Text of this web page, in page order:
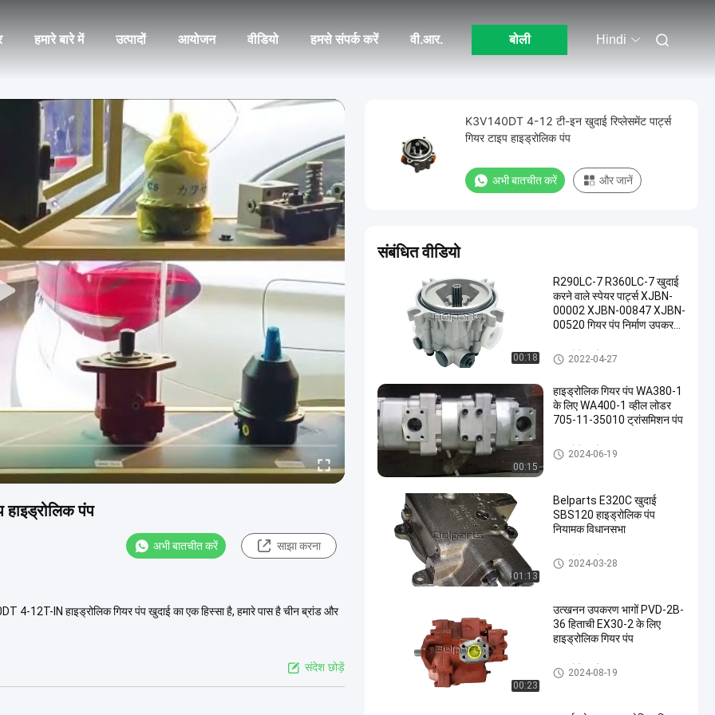
हमारे बारे में उत्पादों आयोजन वीडियो हमसे संपर्क करें वी.आर. बोली Hindi
हाइड्रोलिक पंप
अभी बातचीत करें साझा करना
4-12T-IN हाइड्रोलिक गियर पंप खुदाई का एक हिस्सा है, हमारे पास है चीन ब्रांड और
संदेश छोड़ें
K3V140DT 4-12 टी-इन खुदाई रिप्लेसमेंट पार्ट्स
गियर टाइप हाइड्रोलिक पंप
अभी बातचीत करें और जानें
संबंधित वीडियो
00:18
R290LC-7 R360LC-7 खुदाई
करने वाले स्पेयर पार्ट्स XJBN-
00002 XJBN-00847 XJBN-
00520 गियर पंप निर्माण उपकरण
हाइड्रोलिक गियर पंप
2022-04-27
00:15
हाइड्रोलिक गियर पंप WA380-1
के लिए WA400-1 व्हील लोडर
705-11-35010 ट्रांसमिशन पंप
हाइड्रोलिक गियर पंप
2024-06-19
01:13
Belparts E320C खुदाई
SBS120 हाइड्रोलिक पंप
नियामक विधानसभा
हाइड्रोलिक गियर पंप
2024-03-28
00:23
उत्खनन उपकरण भागों PVD-2B-
36 हिताची EX30-2 के लिए
हाइड्रोलिक गियर पंप
हाइड्रोलिक गियर पंप
2024-08-19